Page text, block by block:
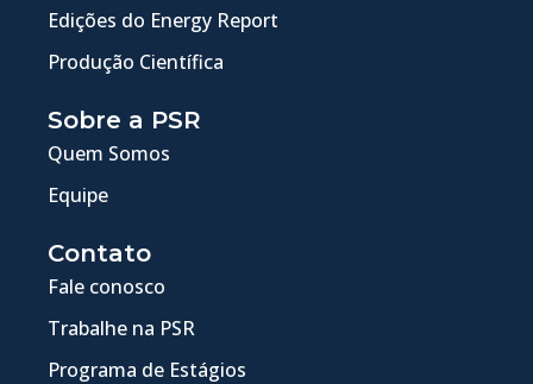
Edições do Energy Report
Produção Científica
Sobre a PSR
Quem Somos
Equipe
Contato
Fale conosco
Trabalhe na PSR
Programa de Estágios